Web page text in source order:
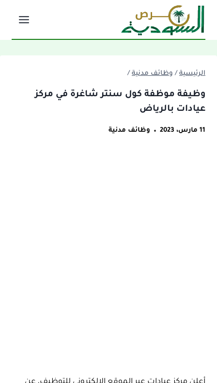
التجاوز
المحتوى
الرئيسية / وظائف مدنية /
وظيفة موظفة كول سنتر شاغرة في مركز
عيادات بالرياض
11 مارس، 2023 وظائف مدنية